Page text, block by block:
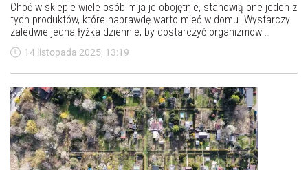
Choć w sklepie wiele osób mija je obojętnie, stanowią one jeden z
tych produktów, które naprawdę warto mieć w domu. Wystarczy
zaledwie jedna łyżka dziennie, by dostarczyć organizmowi
solidną porcję antyoksydantów, witamin i składników
mineralnych. A ich działanie potrafi zaskoczyć: wspierają wzrok,
14 listopada 2025, 13:19